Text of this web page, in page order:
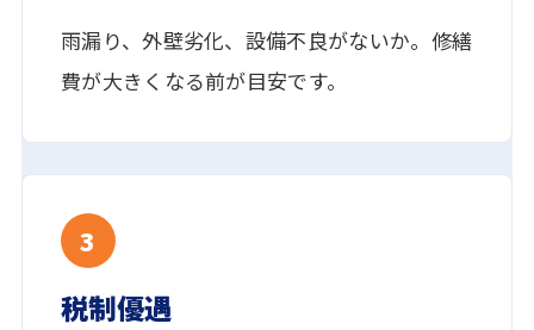
雨漏り、外壁劣化、設備不良がないか。修繕
費が大きくなる前が目安です。
3
税制優遇